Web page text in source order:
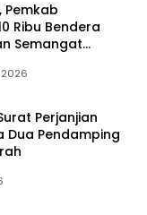
Pemkab
Ribu Bendera
Semangat
Desa
Perjanjian
Dua Pendamping